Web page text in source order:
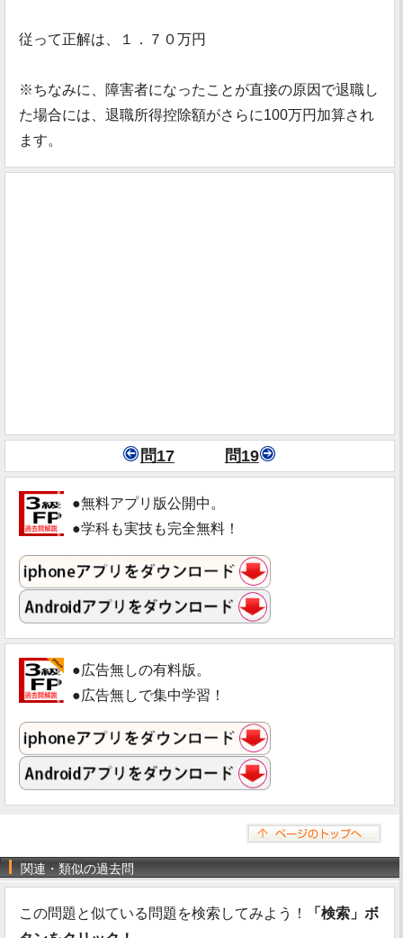
従って正解は、１．７０万円
※ちなみに、障害者になったことが直接の原因で退職し
た場合には、退職所得控除額がさらに100万円加算され
ます。
問17 問19
●無料アプリ版公開中。
●学科も実技も完全無料！
●広告無しの有料版。
●広告無しで集中学習！
関連・類似の過去問
この問題と似ている問題を検索してみよう！
「検索」ボ